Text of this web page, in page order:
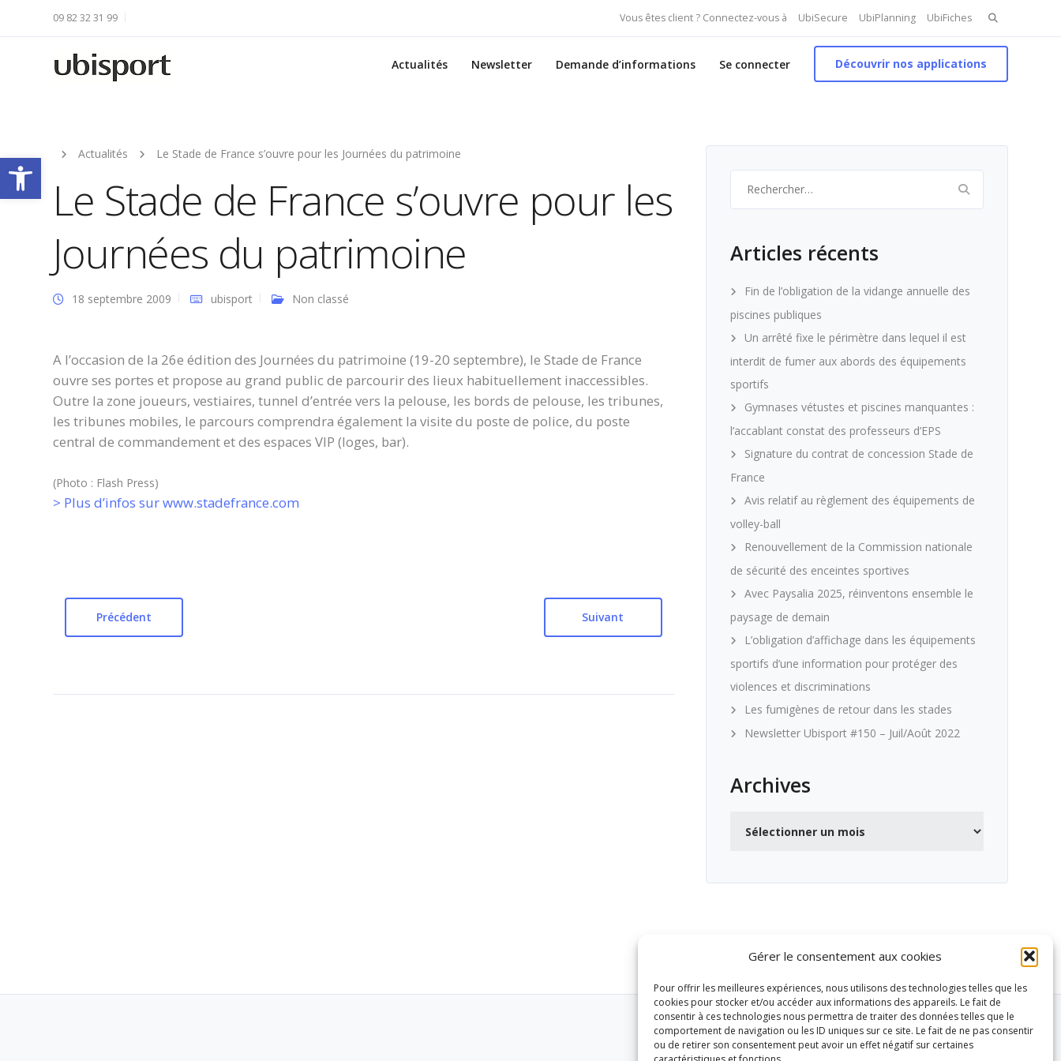
Ouvrir la barre d’outils
Gérer le consentement aux cookies
Pour offrir les meilleures expériences, nous utilisons des technologies telles que les
cookies pour stocker et/ou accéder aux informations des appareils. Le fait de
consentir à ces technologies nous permettra de traiter des données telles que le
comportement de navigation ou les ID uniques sur ce site. Le fait de ne pas consentir
ou de retirer son consentement peut avoir un effet négatif sur certaines
Vous êtes client ? Connectez-vous à UbiSecure UbiPlanning UbiFiches Search
for:
09 82 32 31 99
Actualités Newsletter Demande d’informations Se connecter Découvrir nos applications
Actualités Le Stade de France s’ouvre pour les Journées du patrimoine
Le Stade de France s’ouvre pour les
Journées du patrimoine
18 septembre 2009 ubisport Non classé
A l’occasion de la 26e édition des Journées du patrimoine (19-20 septembre), le Stade de France
ouvre ses portes et propose au grand public de parcourir des lieux habituellement inaccessibles.
Outre la zone joueurs, vestiaires, tunnel d’entrée vers la pelouse, les bords de pelouse, les tribunes,
les tribunes mobiles, le parcours comprendra également la visite du poste de police, du poste
central de commandement et des espaces VIP (loges, bar).
(Photo : Flash Press)
> Plus d’infos sur www.stadefrance.com
Précédent Suivant
Articles récents
Fin de l’obligation de la vidange annuelle des
piscines publiques
Un arrêté fixe le périmètre dans lequel il est
interdit de fumer aux abords des équipements
sportifs
Gymnases vétustes et piscines manquantes :
l’accablant constat des professeurs d’EPS
Signature du contrat de concession Stade de
France
Avis relatif au règlement des équipements de
volley-ball
Renouvellement de la Commission nationale
de sécurité des enceintes sportives
Avec Paysalia 2025, réinventons ensemble le
paysage de demain
L’obligation d’affichage dans les équipements
sportifs d’une information pour protéger des
violences et discriminations
Les fumigènes de retour dans les stades
Newsletter Ubisport #150 – Juil/Août 2022
Archives